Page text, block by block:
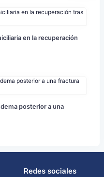
en la recuperación
posterior a una
Redes sociales